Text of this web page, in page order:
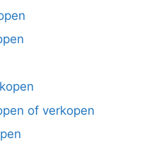
of verkopen